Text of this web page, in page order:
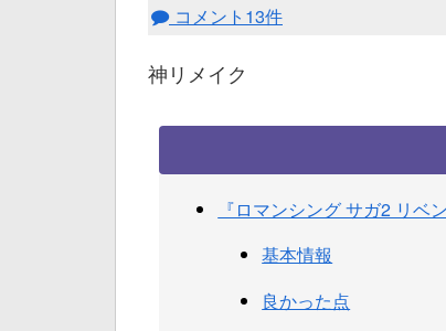
コメント13件
神リメイク
『ロマンシング サガ2 リベ
基本情報
良かった点